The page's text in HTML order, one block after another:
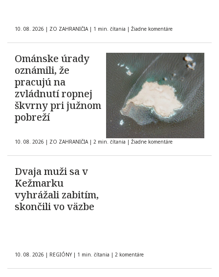
10. 08. 2026 | ZO ZAHRANIČIA | 1 min. čítania | Žiadne komentáre
Ománske úrady
oznámili, že
pracujú na
zvládnutí ropnej
škvrny pri južnom
pobreží
10. 08. 2026 | ZO ZAHRANIČIA | 2 min. čítania | Žiadne komentáre
Dvaja muži sa v
Kežmarku
vyhrážali zabitím,
skončili vo väzbe
10. 08. 2026 | REGIÓNY | 1 min. čítania | 2 komentáre